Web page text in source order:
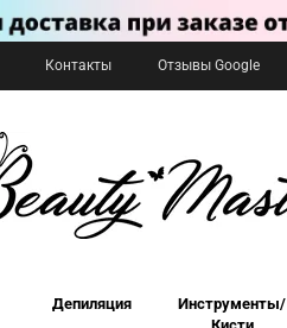
Контакты Отзывы Google
Депиляция
Инструменты/